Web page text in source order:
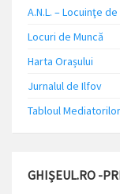
A.N.L. – Locuinţe
Locuri de Muncă
Harta Orașului
Jurnalul de Ilfov
Tabloul
GHIȘEUL.RO -